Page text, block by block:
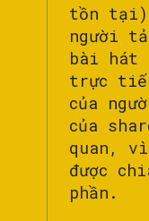
tồn tại)
người
bài hát
trực
của
của
quan,
được
phần.